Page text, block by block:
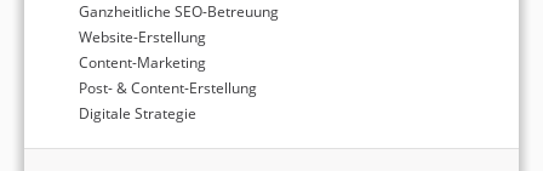
Ganzheitliche SEO-Betreuung
Website-Erstellung
Content-Marketing
Post- & Content-Erstellung
Digitale Strategie